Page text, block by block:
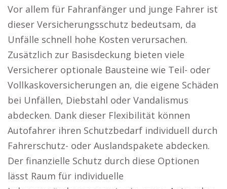
Vor allem für Fahranfänger und junge Fahrer ist
dieser Versicherungsschutz bedeutsam, da
Unfälle schnell hohe Kosten verursachen.
Zusätzlich zur Basisdeckung bieten viele
Versicherer optionale Bausteine wie Teil- oder
Vollkaskoversicherungen an, die eigene Schäden
bei Unfällen, Diebstahl oder Vandalismus
abdecken. Dank dieser Flexibilität können
Autofahrer ihren Schutzbedarf individuell durch
Fahrerschutz- oder Auslandspakete abdecken.
Der finanzielle Schutz durch diese Optionen
lässt Raum für individuelle